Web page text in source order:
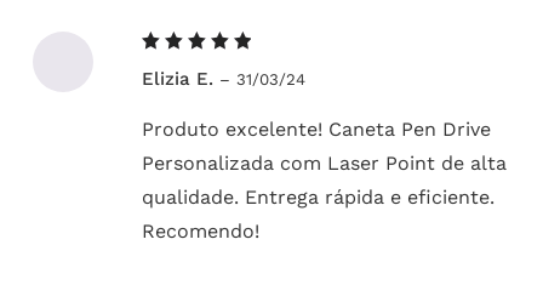
5de 5
Elizia E. – 31/03/24
Produto excelente! Caneta Pen Drive
Personalizada com Laser Point de alta
qualidade. Entrega rápida e eficiente.
Recomendo!